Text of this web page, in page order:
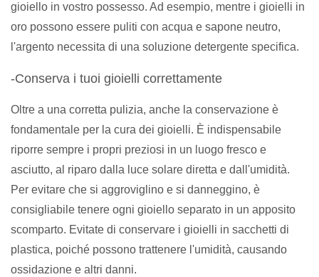
gioiello in vostro possesso. Ad esempio, mentre i gioielli in
oro possono essere puliti con acqua e sapone neutro,
l'argento necessita di una soluzione detergente specifica.
-Conserva i tuoi gioielli correttamente
Oltre a una corretta pulizia, anche la conservazione è
fondamentale per la cura dei gioielli. È indispensabile
riporre sempre i propri preziosi in un luogo fresco e
asciutto, al riparo dalla luce solare diretta e dall'umidità.
Per evitare che si aggroviglino e si danneggino, è
consigliabile tenere ogni gioiello separato in un apposito
scomparto. Evitate di conservare i gioielli in sacchetti di
plastica, poiché possono trattenere l'umidità, causando
ossidazione e altri danni.